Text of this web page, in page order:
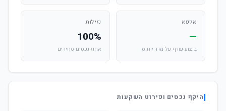
אלפא
—
ביצוע עודף על מדד ייחוס
נזילות
100%
אחוז נכסים סחירים
היקף נכסים ופירוט השקעות